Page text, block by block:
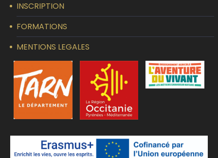
INSCRIPTION
FORMATIONS
MENTIONS LEGALES